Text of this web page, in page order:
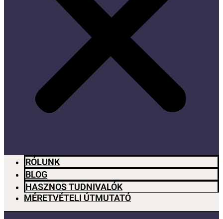
RÓLUNK
BLOG
HASZNOS TUDNIVALÓK
MÉRETVÉTELI ÚTMUTATÓ